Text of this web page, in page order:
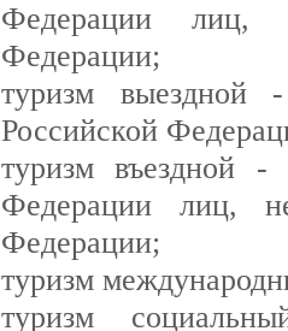
Федерации лиц,
Федерации;
туризм выездной
Российской
туризм въездной -
Федерации лиц,
Федерации;
туризм
туризм